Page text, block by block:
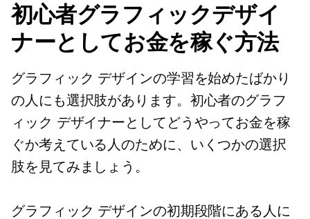
初心者グラフィックデザイ
ナーとしてお金を稼ぐ方法
グラフィック デザインの学習を始めたばかり
の人にも選択肢があります。初心者のグラフ
ィック デザイナーとしてどうやってお金を稼
ぐか考えている人のために、いくつかの選択
肢を見てみましょう。
グラフィック デザインの初期段階にある人に